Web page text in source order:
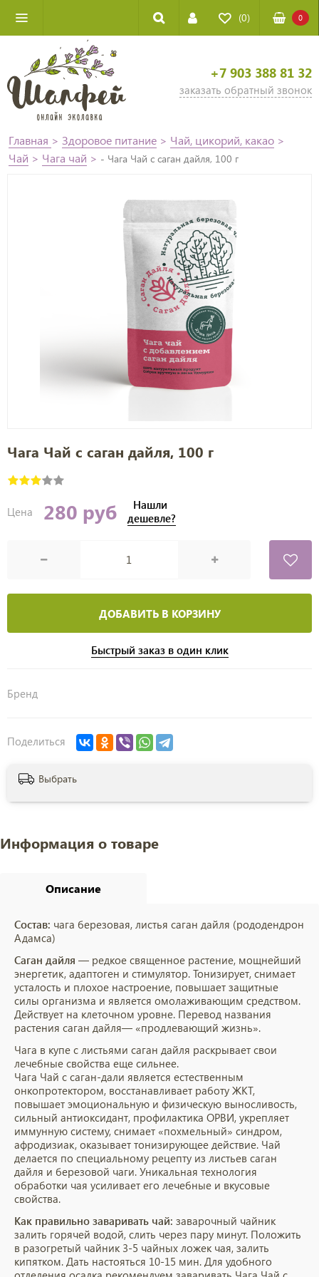
(0) 0
+7 903 388 81 32
заказать обратный звонок
Главная > Здоровое питание > Чай, цикорий, какао >
Чай > Чага чай > - Чага Чай с саган дайля, 100 г
Чага Чай с саган дайля, 100 г
Цена 280 руб
Нашли
дешевле?
ДОБАВИТЬ В КОРЗИНУ
Быстрый заказ в один клик
Бренд
Поделиться
Выбрать
Информация о товаре
Описание
Состав: чага березовая, листья саган дайля (рододендрон
Адамса)
Саган дайля — редкое священное растение, мощнейший
энергетик, адаптоген и стимулятор. Тонизирует, снимает
усталость и плохое настроение, повышает защитные
силы организма и является омолаживающим средством.
Действует на клеточном уровне. Перевод названия
растения саган дайля— «продлевающий жизнь».
Чага в купе с листьями саган дайля раскрывает свои
лечебные свойства еще сильнее.
Чага Чай с саган-дали является естественным
онкопротектором, восстанавливает работу ЖКТ,
повышает эмоциональную и физическую выносливость,
сильный антиоксидант, профилактика ОРВИ, укрепляет
иммунную систему, снимает «похмельный» синдром,
афродизиак, оказывает тонизирующее действие. Чай
делается по специальному рецепту из листьев саган
дайля и березовой чаги. Уникальная технология
обработки чая усиливает его лечебные и вкусовые
свойства.
Как правильно заваривать чай: заварочный чайник
залить горячей водой, слить через пару минут. Положить
в разогретый чайник 3-5 чайных ложек чая, залить
кипятком. Дать настояться 10-15 мин. Для удобного